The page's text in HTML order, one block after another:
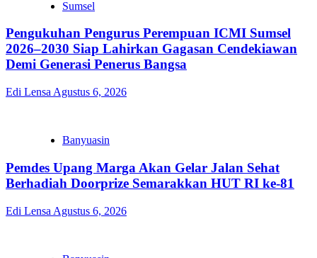
Sumsel
Pengukuhan Pengurus Perempuan ICMI Sumsel
2026–2030 Siap Lahirkan Gagasan Cendekiawan
Demi Generasi Penerus Bangsa
Edi Lensa Agustus 6, 2026
Banyuasin
Pemdes Upang Marga Akan Gelar Jalan Sehat
Berhadiah Doorprize Semarakkan HUT RI ke-81
Edi Lensa Agustus 6, 2026